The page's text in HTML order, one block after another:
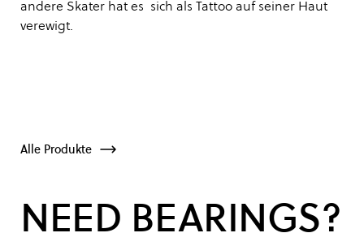
andere Skater hat es sich als Tattoo auf seiner Haut
verewigt.
Alle Produkte
NEED BEARINGS?